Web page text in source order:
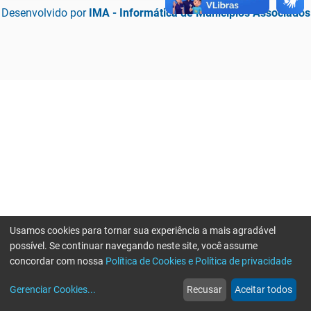
Desenvolvido por IMA - Informática de Municípios Associados
web
Notícias
more_horiz
Mais
Usamos cookies para tornar sua experiência a mais agradável
possível. Se continuar navegando neste site, você assume
concordar com nossa Política de Cookies e Política de privacidade
Gerenciar Cookies... Recusar Aceitar todos
Erro ao enviar informações, por favor tente novamente